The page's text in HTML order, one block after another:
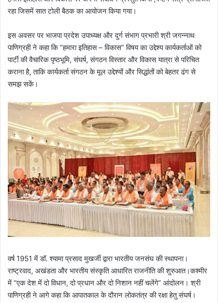
रहा जिसमें सात टोली बैठक का आयोजन किया गया।
इस अवसर पर भाजपा प्रदेश उपाध्यक्ष और दुर्ग संभाग प्रभारी श्री जगन्नाथ
पाणिग्रही ने कहा कि “हमारा इतिहास – विकास” विषय का उद्देश्य कार्यकर्ताओं को
पार्टी की वैचारिक पृष्ठभूमि, संघर्ष, संगठन विस्तार और विकास यात्रा से परिचित
कराना है, ताकि कार्यकर्ता संगठन के मूल उद्देश्यों और सिद्धांतों को बेहतर ढंग से
समझ सकें।
वर्ष 1951 में डॉ. श्यामा प्रसाद मुखर्जी द्वारा भारतीय जनसंघ की स्थापना।
राष्ट्रवाद, अखंडता और भारतीय संस्कृति आधारित राजनीति की शुरुआत।कश्मीर
में “एक देश में दो विधान, दो प्रधान और दो निशान नहीं चलेंगे” आंदोलन। श्री
पाणिग्रही ने आगे कहा कि आपातकाल के दौरान लोकतंत्र की रक्षा हेतु संघर्ष।